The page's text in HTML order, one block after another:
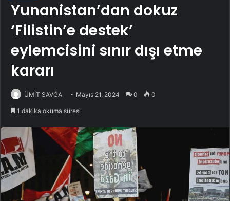
Yunanistan’dan dokuz
‘Filistin’e destek’
eylemcisini sınır dışı etme
kararı
ÜMİT SAVĞA Mayıs 21, 2024 0 0
1 dakika okuma süresi